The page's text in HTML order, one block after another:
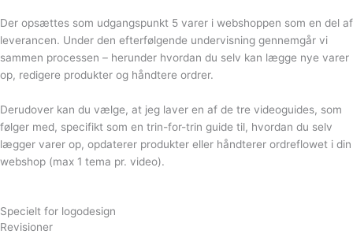
Der opsættes som udgangspunkt 5 varer i webshoppen som en del af
leverancen. Under den efterfølgende undervisning gennemgår vi
sammen processen – herunder hvordan du selv kan lægge nye varer
op, redigere produkter og håndtere ordrer.
Derudover kan du vælge, at jeg laver en af de tre videoguides, som
følger med, specifikt som en trin-for-trin guide til, hvordan du selv
lægger varer op, opdaterer produkter eller håndterer ordreflowet i din
webshop (max 1 tema pr. video).
Specielt for logodesign
Revisioner